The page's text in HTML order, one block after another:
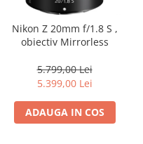
Nikon Z 20mm f/1.8 S ,
obiectiv Mirrorless
5.799,00 Lei
5.399,00 Lei
ADAUGA IN COS